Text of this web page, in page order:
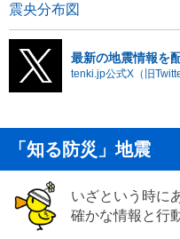
震央分布図
最新の地震情報を
tenki.jp公式X（旧
「知る防災」地震
いざという時に
確かな情報と行